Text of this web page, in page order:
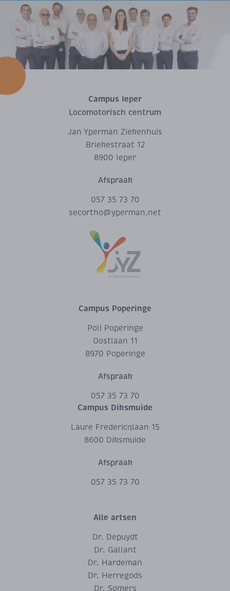
Campus Ieper
Locomotorisch centrum
Jan Yperman Ziekenhuis
Briekestraat 12
8900 Ieper
Afspraak
057 35 73 70
secortho@yperman.net
Campus Poperinge
Poli Poperinge
Oostlaan 11
8970 Poperinge
Afspraak
057 35 73 70
Campus Diksmuide
Laure Fredericqlaan 15
8600 Diksmuide
Afspraak
057 35 73 70
Alle artsen
Dr. Depuydt
Dr. Gallant
Dr. Hardeman
Dr. Herregods
Dr. Somers